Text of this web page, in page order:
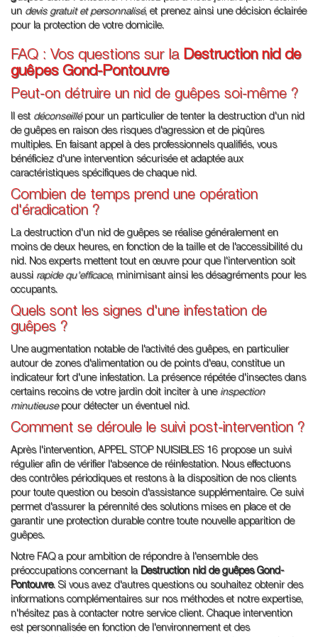
un devis gratuit et personnalisé, et prenez ainsi une décision éclairée
pour la protection de votre domicile.
FAQ : Vos questions sur la Destruction nid de
guêpes Gond-Pontouvre
Peut-on détruire un nid de guêpes soi-même ?
Il est déconseillépour un particulier de tenter la destruction d'un nid
de guêpes en raison des risques d'agression et de piqûres
multiples. En faisant appel à des professionnels qualifiés, vous
bénéficiez d'une intervention sécurisée et adaptée aux
caractéristiques spécifiques de chaque nid.
Combien de temps prend une opération
d'éradication ?
La destruction d'un nid de guêpes se réalise généralement en
moins de deux heures, en fonction de la taille et de l'accessibilité du
nid. Nos experts mettent tout en œuvre pour que l'intervention soit
aussi rapide qu'efficace, minimisant ainsi les désagréments pour les
occupants.
Quels sont les signes d'une infestation de
guêpes ?
Une augmentation notable de l'activité des guêpes, en particulier
autour de zones d'alimentation ou de points d'eau, constitue un
indicateur fort d'une infestation. La présence répétée d'insectes dans
certains recoins de votre jardin doit inciter à une inspection
minutieusepour détecter un éventuel nid.
Comment se déroule le suivi post-intervention ?
Après l'intervention, APPEL STOP NUISIBLES 16 propose un suivi
régulier afin de vérifier l'absence de réinfestation. Nous effectuons
des contrôles périodiques et restons à la disposition de nos clients
pour toute question ou besoin d'assistance supplémentaire. Ce suivi
permet d'assurer la pérennité des solutions mises en place et de
garantir une protection durable contre toute nouvelle apparition de
guêpes.
Notre FAQ a pour ambition de répondre à l'ensemble des
préoccupations concernant la Destruction nid de guêpes Gond-
Pontouvre. Si vous avez d'autres questions ou souhaitez obtenir des
informations complémentaires sur nos méthodes et notre expertise,
n'hésitez pas à contacter notre service client. Chaque intervention
est personnalisée en fonction de l'environnement et des